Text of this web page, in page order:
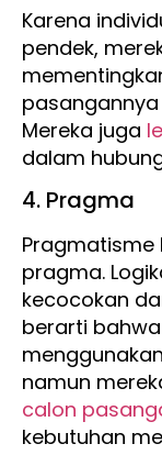
Karena
pendek,
Mereka juga
dalam
4. Pragma
Pragmatisme
pragma.
kecocokan
berarti
namun
calon
kebutuhan